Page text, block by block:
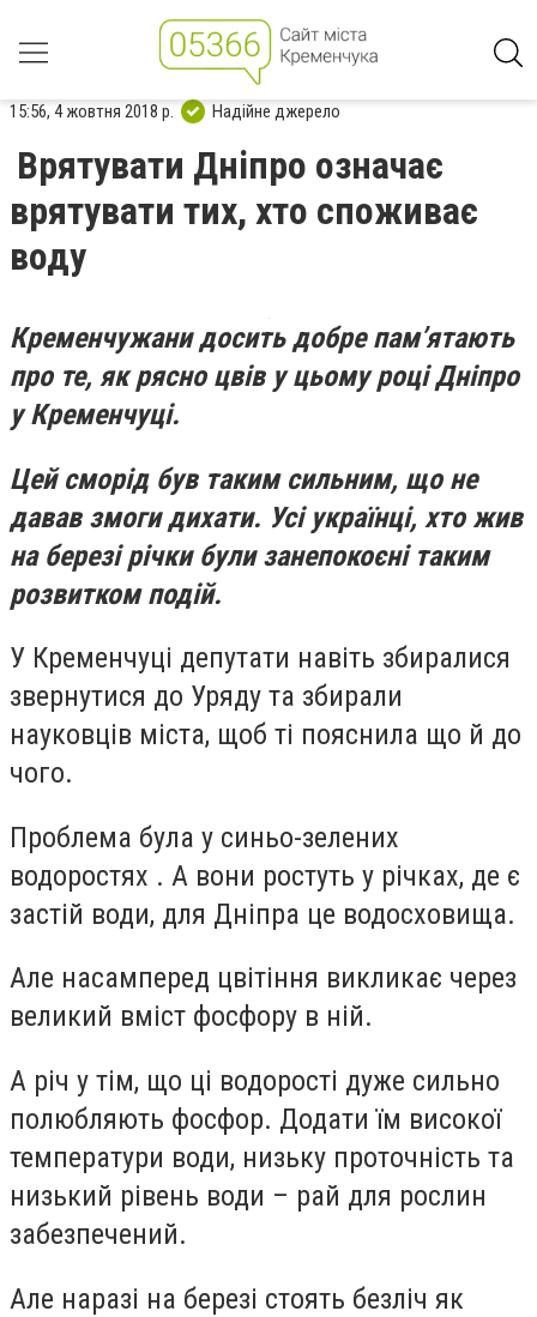
15:56, 4 жовтня 2018 р. Надійне джерело
Врятувати Дніпро означає
врятувати тих, хто споживає
воду
Кременчужани досить добре пам’ятають
про те, як рясно цвів у цьому році Дніпро
у Кременчуці.
Цей сморід був таким сильним, що не
давав змоги дихати. Усі українці, хто жив
на березі річки були занепокоєні таким
розвитком подій.
У Кременчуці депутати навіть збиралися
звернутися до Уряду та збирали
науковців міста, щоб ті пояснила що й до
чого.
Проблема була у синьо-зелених
водоростях . А вони ростуть у річках, де є
застій води, для Дніпра це водосховища.
Але насамперед цвітіння викликає через
великий вміст фосфору в ній.
А річ у тім, що ці водорості дуже сильно
полюбляють фосфор. Додати їм високої
температури води, низьку проточність та
низький рівень води – рай для рослин
забезпечений.
Але наразі на березі стоять безліч як